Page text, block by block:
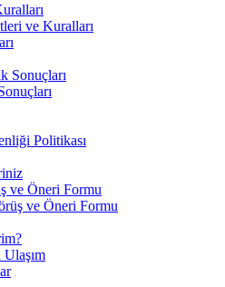
ve Kuralları
Sonuçları
Politikası
ve Öneri Formu
ve Öneri Formu